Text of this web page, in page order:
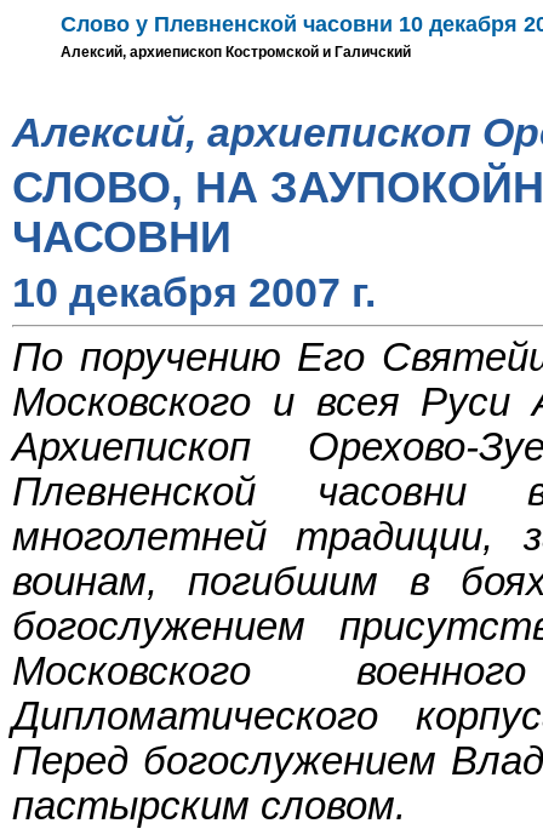
Слово у Плевненской часовни 10 декабря
Алексий, архиепископ Костромской и Галичский
Алексий, архиепископ
СЛОВО, НА
ЧАСОВНИ
10 декабря 2007 г.
По поручению Его
Московского и всея
Архиепископ Орехово-
Плевненской
многолетней традиции,
воинам, погибшим в
богослужением
Московского
Дипломатического
Перед богослужением
пастырским словом.